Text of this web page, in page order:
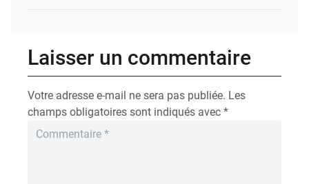
Laisser un commentaire
Votre adresse e-mail ne sera pas publiée. Les
champs obligatoires sont indiqués avec *